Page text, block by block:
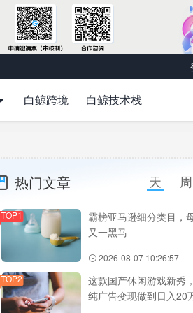
白鲸跨境 白鲸技术栈
热门文章 天 周
TOP1
霸榜亚马逊细分类目，
又一黑马
2026-08-07 10:26:57
TOP2
这款国产休闲游戏新秀
纯广告变现做到日入20